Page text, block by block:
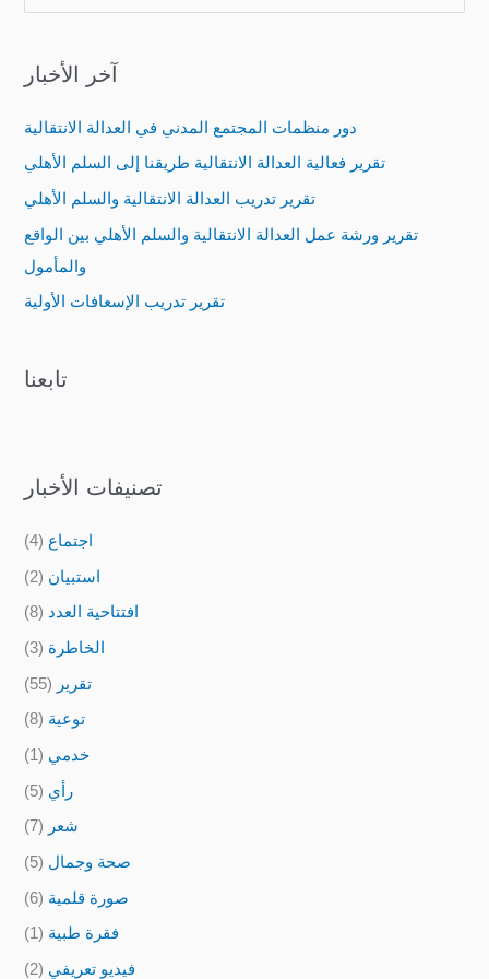
r
o
r
:
آخر الأخبار
دور منظمات المجتمع المدني في العدالة الانتقالية
تقرير فعالية العدالة الانتقالية طريقنا إلى السلم الأهلي
تقرير تدريب العدالة الانتقالية والسلم الأهلي
تقرير ورشة عمل العدالة الانتقالية والسلم الأهلي بين الواقع
والمأمول
تقرير تدريب الإسعافات الأولية
تابعنا
تصنيفات الأخبار
اجتماع (4)
استبيان (2)
افتتاحية العدد (8)
الخاطرة (3)
تقرير (55)
توعية (8)
خدمي (1)
رأي (5)
شعر (7)
صحة وجمال (5)
صورة قلمية (6)
فقرة طبية (1)
فيديو تعريفي (2)